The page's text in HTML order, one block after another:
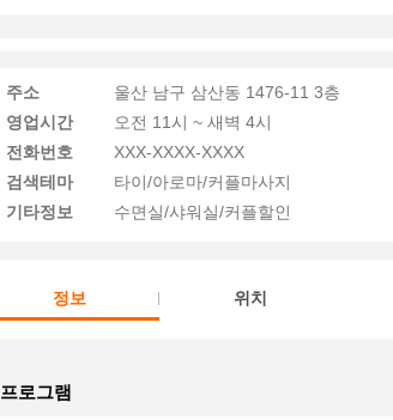
주소
울산 남구 삼산동 1476-11 3층
영업시간
오전 11시 ~ 새벽 4시
전화번호
XXX-XXXX-XXXX
검색테마
타이/아로마/커플마사지
기타정보
수면실/샤워실/커플할인
정보 위치
프로그램